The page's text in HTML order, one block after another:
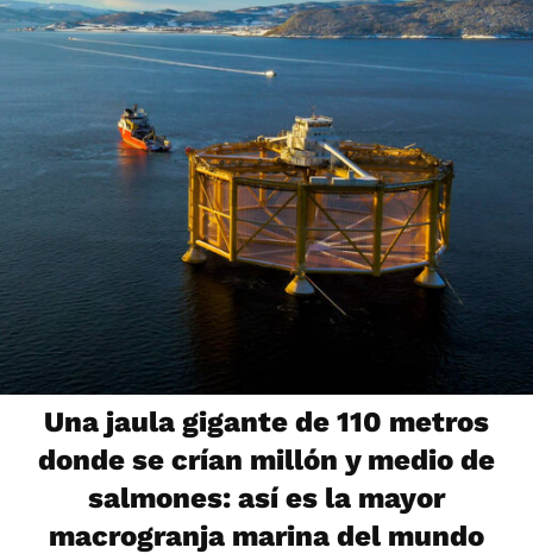
Una jaula gigante de 110 metros
donde se crían millón y medio de
salmones: así es la mayor
macrogranja marina del mundo